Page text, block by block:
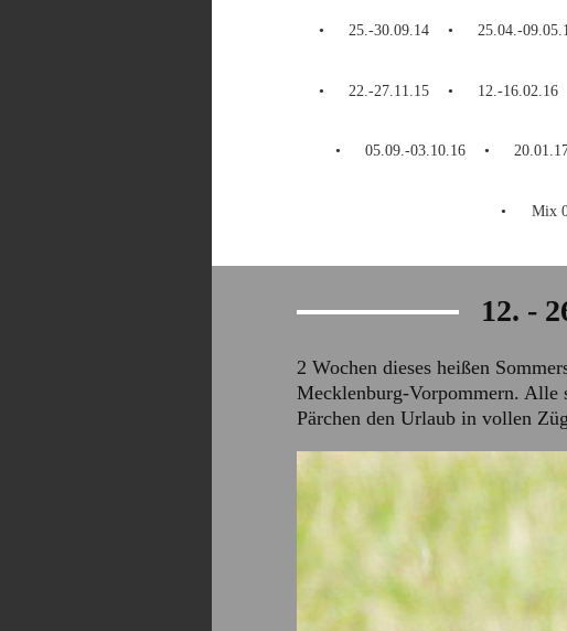
25.-30.09.14 25.04.-
22.-27.11.15 12.-16.02.16
05.09.-03.10.16
Mix
12. -
2 Wochen dieses heißen
Mecklenburg-Vorpommern. Alle
Pärchen den Urlaub in vollen